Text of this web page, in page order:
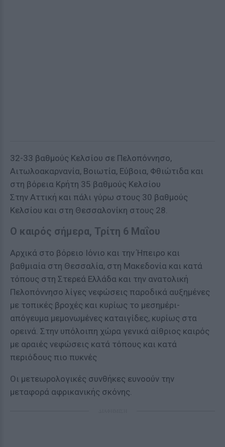
32-33 βαθμούς Κελσίου σε Πελοπόννησο,
Αιτωλοακαρνανία, Βοιωτία, Εύβοια, Φθιώτιδα και
στη βόρεια Κρήτη 35 βαθμούς Κελσίου
Στην Αττική και πάλι γύρω στους 30 βαθμούς
Κελσίου και στη Θεσσαλονίκη στους 28.
Ο καιρός σήμερα, Τρίτη 6 Μαΐου
Αρχικά στο βόρειο Ιόνιο και την Ήπειρο και
βαθμιαία στη Θεσσαλία, στη Μακεδονία και κατά
τόπους στη Στερεά Ελλάδα και την ανατολική
Πελοπόννησο λίγες νεφώσεις παροδικά αυξημένες
με τοπικές βροχές και κυρίως το μεσημέρι-
απόγευμα μεμονωμένες καταιγίδες, κυρίως στα
ορεινά. Στην υπόλοιπη χώρα γενικά αίθριος καιρός
με αραιές νεφώσεις κατά τόπους και κατά
περιόδους πιο πυκνές
Οι μετεωρολογικές συνθήκες ευνοούν την
μεταφορά αφρικανικής σκόνης.